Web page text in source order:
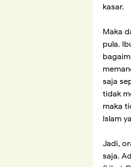
kasar.
Maka
pula.
saja
tidak
maka
Islam
Jadi,
saja.